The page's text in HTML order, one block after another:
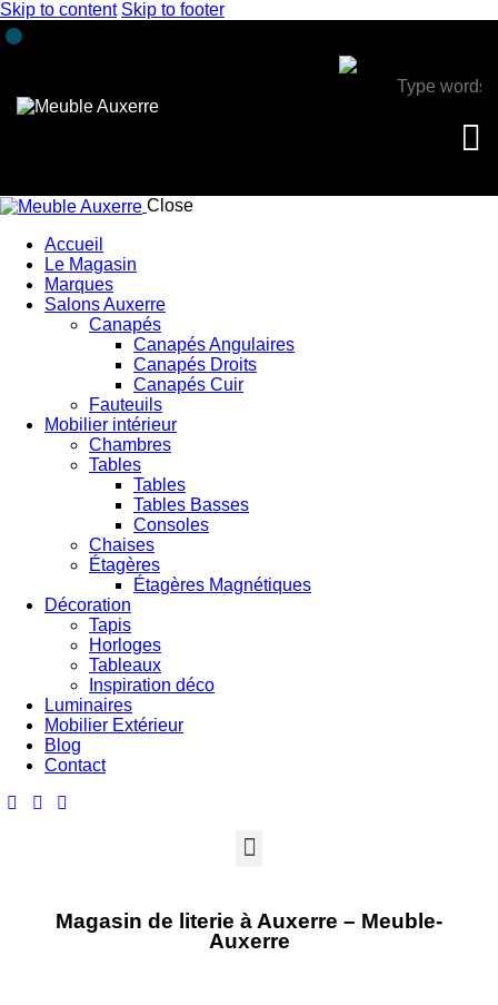
Skip to content Skip to footer
Close
Accueil
Le Magasin
Marques
Salons Auxerre
Canapés
Canapés Angulaires
Canapés Droits
Canapés Cuir
Fauteuils
Mobilier intérieur
Chambres
Tables
Tables
Tables Basses
Consoles
Chaises
Étagères
Étagères Magnétiques
Décoration
Tapis
Horloges
Tableaux
Inspiration déco
Luminaires
Mobilier Extérieur
Blog
Contact
Magasin de literie à Auxerre – Meuble-
Auxerre